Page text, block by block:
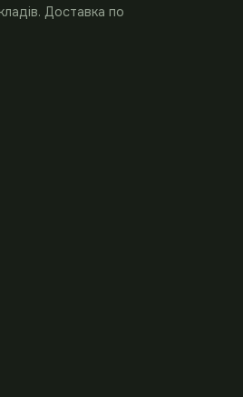
Доставка по